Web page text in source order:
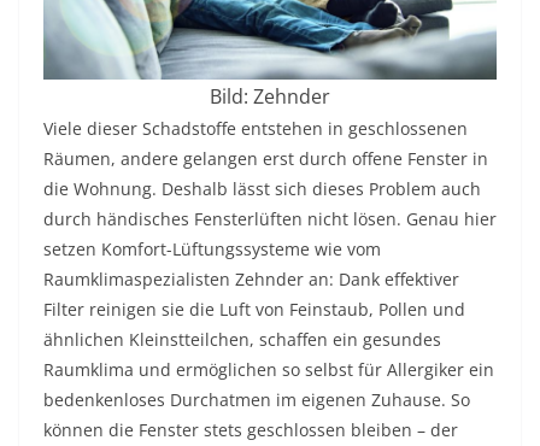
Bild: Zehnder
Viele dieser Schadstoffe entstehen in geschlossenen
Räumen, andere gelangen erst durch offene Fenster in
die Wohnung. Deshalb lässt sich dieses Problem auch
durch händisches Fensterlüften nicht lösen. Genau hier
setzen Komfort-Lüftungssysteme wie vom
Raumklimaspezialisten Zehnder an: Dank effektiver
Filter reinigen sie die Luft von Feinstaub, Pollen und
ähnlichen Kleinstteilchen, schaffen ein gesundes
Raumklima und ermöglichen so selbst für Allergiker ein
bedenkenloses Durchatmen im eigenen Zuhause. So
können die Fenster stets geschlossen bleiben – der